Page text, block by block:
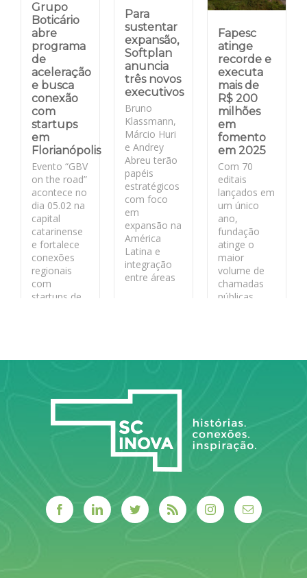
Grupo
Boticário
abre
programa
de
aceleração
e busca
conexão
com
startups
em
Florianópolis
Evento “GBV
on the road”
acontece no
dia 05.02 na
capital
catarinense
e fortalece
conexões
regionais
com
startups de
Para
sustentar
expansão,
Softplan
anuncia
três novos
executivos
Bruno
Klassmann,
Márcio Huri
e Andrey
Abreu terão
papéis
estratégicos
com foco
em
expansão na
América
Latina e
integração
entre áreas
Fapesc
atinge
recorde e
executa
mais de
R$ 200
milhões
em
fomento
em 2025
Com 70
editais
lançados em
um único
ano,
fundação
atinge o
maior
volume de
chamadas
públicas